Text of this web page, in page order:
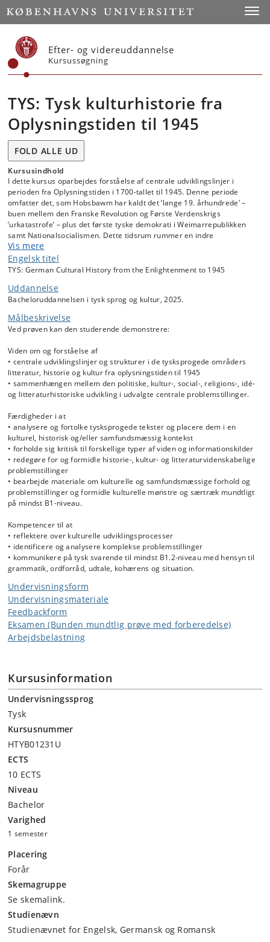
Start
Efter- og videreuddannelse
Kursussøgning
TYS: Tysk kulturhistorie fra
Oplysningstiden til 1945
FOLD ALLE UD
Kursusindhold
I dette kursus oparbejdes forståelse af centrale udviklingslinjer i
perioden fra Oplysningstiden i 1700-tallet til 1945. Denne periode
omfatter det, som Hobsbawm har kaldt det ’lange 19. århundrede’ –
buen mellem den Franske Revolution og Første Verdenskrigs
’urkatastrofe’ – plus det første tyske demokrati i Weimarrepublikken
samt Nationalsocialismen. Dette tidsrum rummer en indre
sammenhæng, som bl.a. har at gøre med nogle af de
problemstillinger, der allerede er blevet berørt i intro-kurset på 1.
semester, nemlig nationsdannelse og demokratisering, men også
fra et historievidenskabeligt perspektiv, dels ud fra litterære tekster
fra forskellige perioder inden for hovedperioden, idet litteraturen
betragtes som et refleksionsmedium, der ikke så meget afspejler,
men i fortættet form reflekterer en række af de problemstillinger, som
de historiske processer medfører. Gennem kurset uddybes således
litteraturfaglige tilgange kan bidrage med til at belyse
sammenhængen mellem den politiske, kultur-, social-, religions-, idé-
og litteraturhistoriske udvikling i udvalgte centrale problemstillinger i
den tyske kulturhistorie. I kurset vil vi også ind imellem tematisere,
hvordan udviklingslinjerne i tysk kulturhistorie forholder sig til resten
’Engerom-fag’, som vil føre nogle af perspektiverne (fx vedrørende
nationsdannelse, forholdet mellem stat og individ og forholdet til ’de
andre’) ud i et europæisk og globalt perspektiv.
Vis mere
Engelsk titel
TYS: German Cultural History from the Enlightenment to 1945
Uddannelse
Bacheloruddannelsen i tysk sprog og kultur, 2025.
Målbeskrivelse
Ved prøven kan den studerende demonstrere:
Viden om og forståelse af
• centrale udviklingslinjer og strukturer i de tysksprogede områders
litteratur, historie og kultur fra oplysningstiden til 1945
• sammenhængen mellem den politiske, kultur-, social-, religions-, idé-
og litteraturhistoriske udvikling i udvalgte centrale problemstillinger.
Færdigheder i at
• analysere og fortolke tysksprogede tekster og placere dem i en
kulturel, historisk og/eller samfundsmæssig kontekst
• forholde sig kritisk til forskellige typer af viden og informationskilder
• redegøre for og formidle historie-, kultur- og litteraturvidenskabelige
problemstillinger
• bearbejde materiale om kulturelle og samfundsmæssige forhold og
problemstillinger og formidle kulturelle mønstre og særtræk mundtligt
på mindst B1-niveau.
Kompetencer til at
• reflektere over kulturelle udviklingsprocesser
• identificere og analysere komplekse problemstillinger
• kommunikere på tysk svarende til mindst B1.2-niveau med hensyn til
grammatik, ordforråd, udtale, kohærens og situation.
Undervisningsform
Undervisningsmateriale
Feedbackform
Eksamen (Bunden mundtlig prøve med forberedelse)
Arbejdsbelastning
Kursusinformation
Undervisningssprog
Tysk
Kursusnummer
HTYB01231U
ECTS
10 ECTS
Niveau
Bachelor
Varighed
1 semester
Placering
Forår
Skemagruppe
Se skemalink.
Studienævn
Studienævnet for Engelsk, Germansk og Romansk